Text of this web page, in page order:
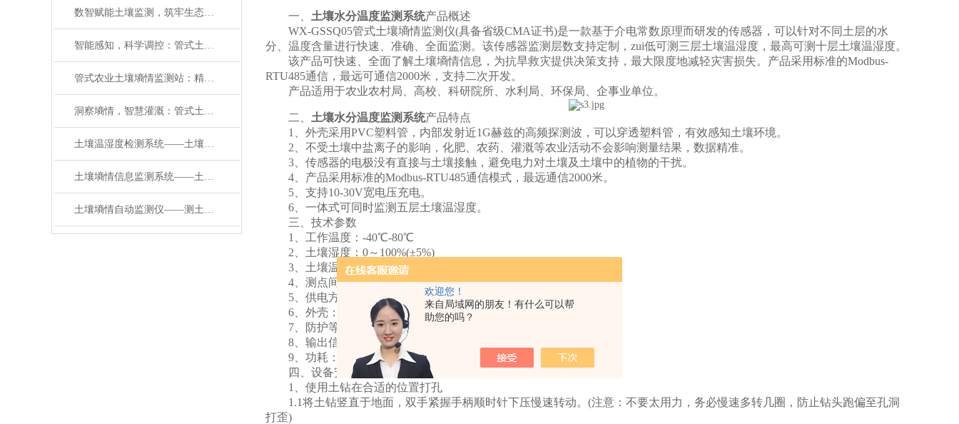
欢迎您！
来自局域网的朋友！有什么可以帮
助您的吗？
数智赋能土壤监测，筑牢生态发展根基——土壤多参数自动监测设备的创新应用
智能感知，科学调控：管式土壤含水率监测站助力节水农业升级
管式农业土壤墒情监测站：精准感知墒情，赋能智慧农耕
洞察墒情，智慧灌溉：管式土壤墒情监测仪功能解析
土壤温湿度检测系统——土壤多参数自动监测站：给土地做 “多方位体检”
土壤墒情信息监测系统——土壤多参数自动监测站：会 “读地” 的农业好帮手
土壤墒情自动监测仪——测土更全面！多参数自动站守护土地健康
一、 土壤水分温度监测系统产品概述
WX-GSSQ05管式土壤墒情监测仪(具备省级CMA证书)是一款基于介电常数原理而研发的传感器，可以针对不同土层的水
分、温度含量进行快速、准确、全面监测。该传感器监测层数支持定制，zui低可测三层土壤温湿度，最高可测十层土壤温湿度。
该产品可快速、全面了解土壤墒情信息，为抗旱救灾提供决策支持，最大限度地减轻灾害损失。产品采用标准的Modbus-
RTU485通信，最远可通信2000米，支持二次开发。
产品适用于农业农村局、高校、科研院所、水利局、环保局、企事业单位。
二、 土壤水分温度监测系统产品特点
1、外壳采用PVC塑料管，内部发射近1G赫兹的高频探测波，可以穿透塑料管，有效感知土壤环境。
2、不受土壤中盐离子的影响，化肥、农药、灌溉等农业活动不会影响测量结果，数据精准。
3、传感器的电极没有直接与土壤接触，避免电力对土壤及土壤中的植物的干扰。
4、产品采用标准的Modbus-RTU485通信模式，最远通信2000米。
5、支持10-30V宽电压充电。
6、一体式可同时监测五层土壤温湿度。
三、技术参数
1、工作温度：-40℃-80℃
2、土壤湿度：0～100%(±5%)
3、土壤温度：-15℃～35℃(±0.5℃)
4、测点间距：10cm
5、供电方式：10-30V宽直流供电
6、外壳：PVC塑料管
7、防护等级：地面以下部分IP68
8、输出信号：RS485(Modbus协议)
9、功耗：0.96W
四、设备安装说明
1、使用土钻在合适的位置打孔
1.1将土钻竖直于地面，双手紧握手柄顺时针下压慢速转动。(注意：不要太用力，务必慢速多转几圈，防止钻头跑偏至孔洞
打歪)